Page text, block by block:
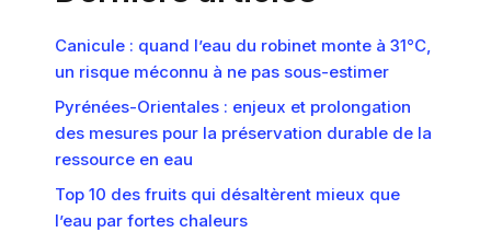
Canicule : quand l’eau du robinet monte à 31°C,
un risque méconnu à ne pas sous-estimer
Pyrénées-Orientales : enjeux et prolongation
des mesures pour la préservation durable de la
ressource en eau
Top 10 des fruits qui désaltèrent mieux que
l’eau par fortes chaleurs